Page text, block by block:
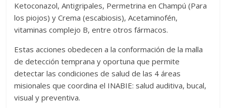
Ketoconazol, Antigripales, Permetrina en Champú (Para
los piojos) y Crema (escabiosis), Acetaminofén,
vitaminas complejo B, entre otros fármacos.
Estas acciones obedecen a la conformación de la malla
de detección temprana y oportuna que permite
detectar las condiciones de salud de las 4 áreas
misionales que coordina el INABIE: salud auditiva, bucal,
visual y preventiva.